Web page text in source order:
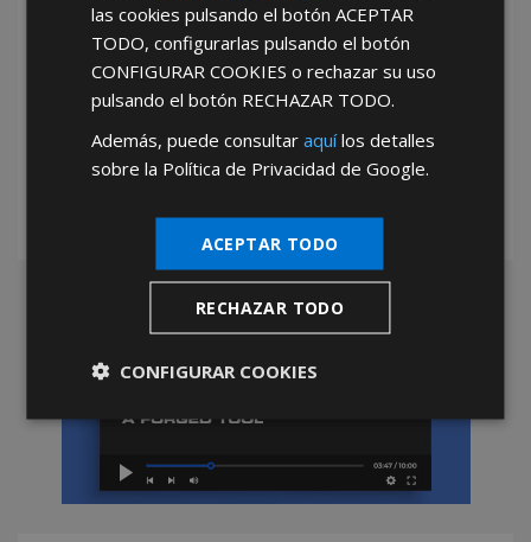
*Abstenerse particulares, sólo venta a tiendas y empresas minoristas y
las cookies pulsando el botónACEPTAR
TODO, configurarlas pulsando el botón
CONFIGURAR COOKIES o rechazar su uso
pulsando el botón RECHAZAR TODO.
Además, puede consultaraquílos detalles
sobre la Política de Privacidad de Google.
ACEPTAR TODO
RECHAZAR TODO
CONFIGURAR COOKIES